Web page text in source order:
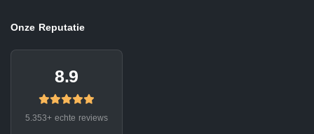
Onze Reputatie
8.9
5.353+ echte reviews